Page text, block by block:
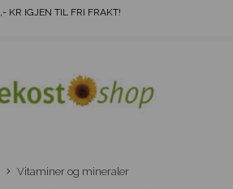
,- KR IGJEN TIL FRI FRAKT!
Vitaminer og mineraler